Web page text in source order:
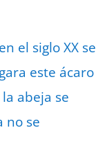
el siglo XX se
este ácaro
abeja se
no se